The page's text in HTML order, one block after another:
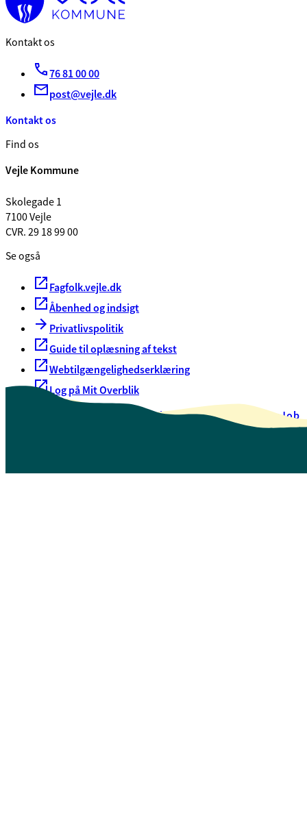
Kontakt os
76 81 00 00
post@vejle.dk
Kontakt os
Find os
Vejle Kommune
Skolegade 1
7100 Vejle
CVR. 29 18 99 00
Se også
Fagfolk.vejle.dk
Åbenhed og indsigt
Privatlivspolitik
Guide til oplæsning af tekst
Webtilgængelighedserklæring
Log på Mit Overblik
Oversigt over selvbetjeningJob